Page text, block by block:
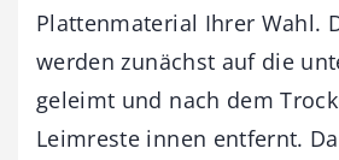
Plattenmaterial Ihrer Wahl.
werden zunächst auf die
geleimt und nach dem
Leimreste innen entfernt.